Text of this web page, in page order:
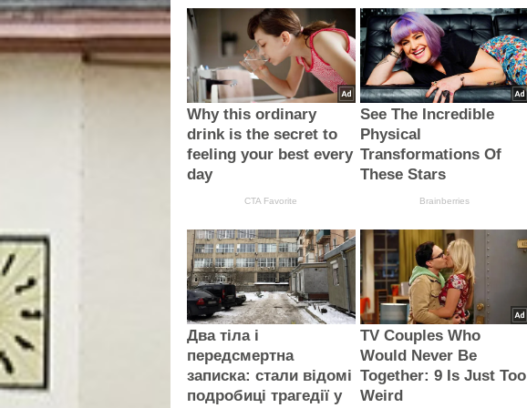
Why this ordinary
drink is the secret to
feeling your best every
day
CTA Favorite
See The Incredible
Physical
Transformations Of
These Stars
Brainberries
Два тіла і
передсмертна
записка: стали відомі
подробиці трагедії у
TV Couples Who
Would Never Be
Together: 9 Is Just Too
Weird